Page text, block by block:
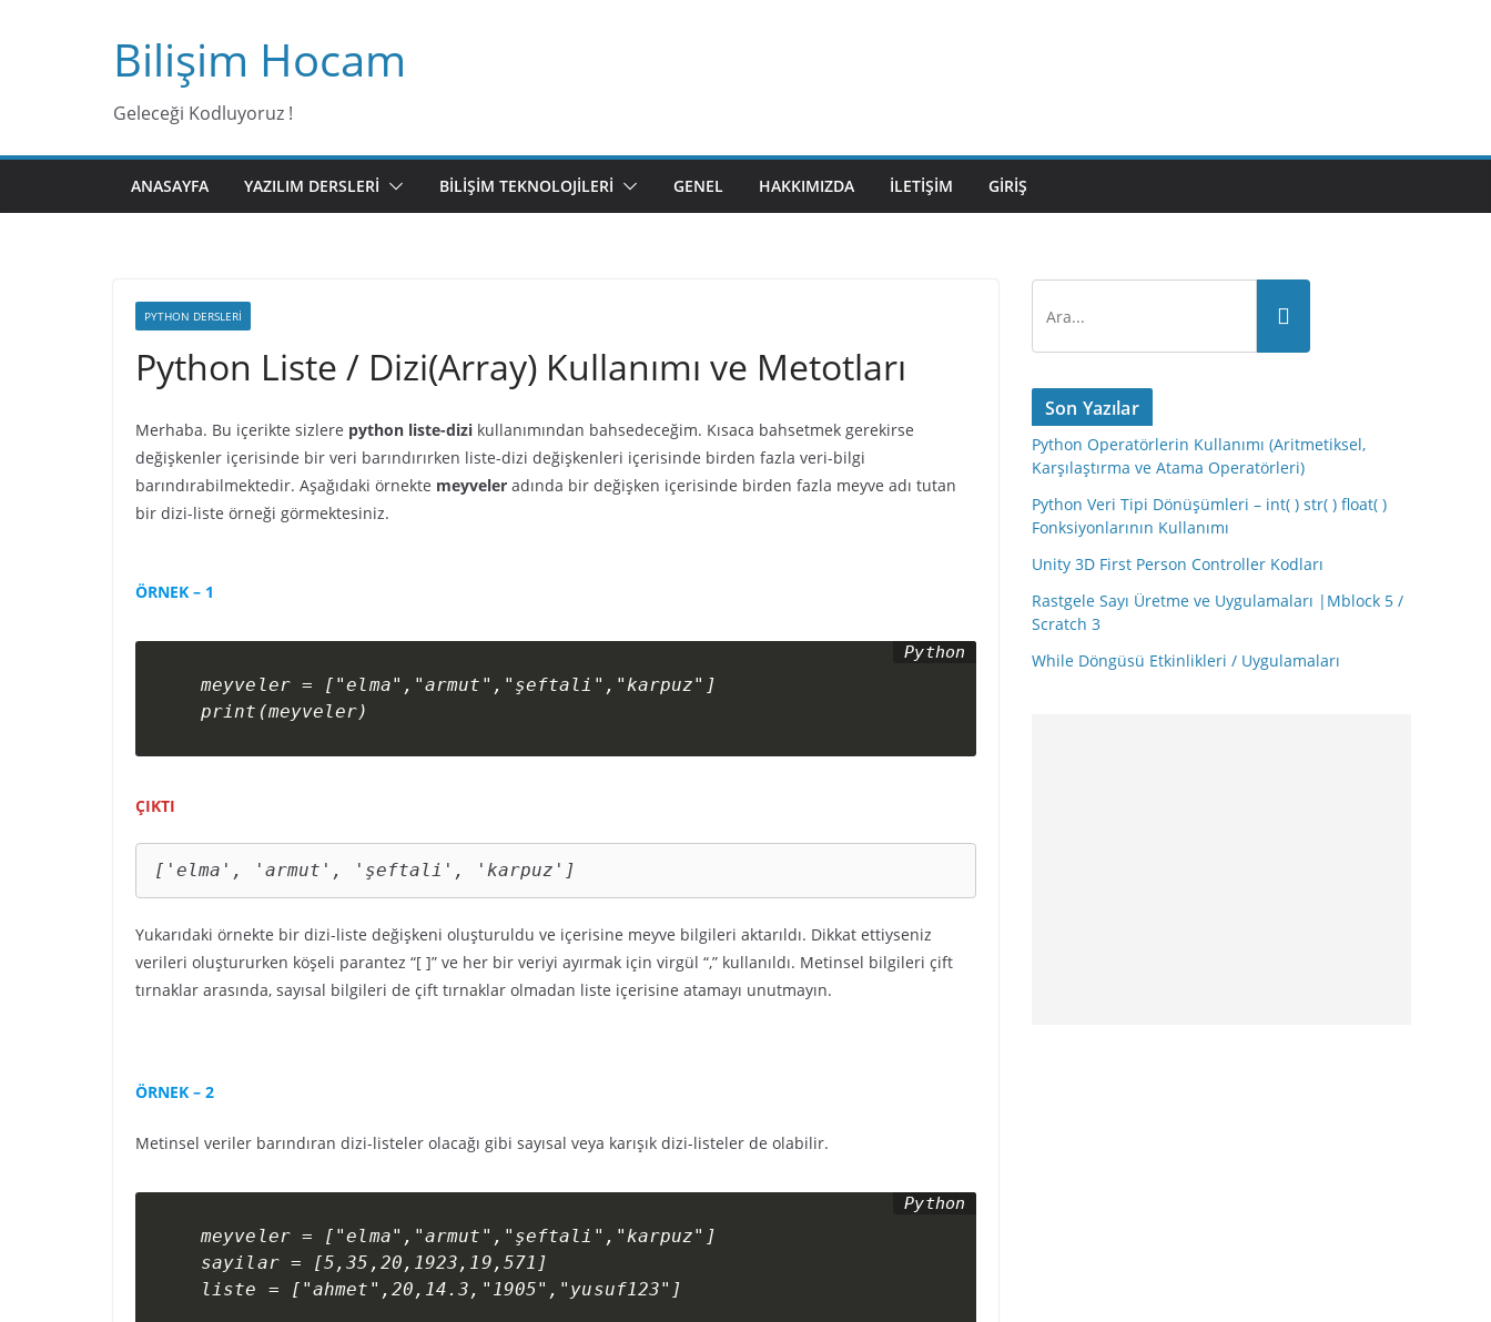
Bilişim Hocam
Geleceği Kodluyoruz !
ANASAYFA YAZILIM DERSLERI BILIŞIM TEKNOLOJILERI GENEL HAKKIMIZDA İLETIŞIM GIRIŞ
PYTHON DERSLERI
Python Liste / Dizi(Array) Kullanımı ve Metotları
Merhaba. Bu içerikte sizlere python liste-dizi kullanımından bahsedeceğim. Kısaca bahsetmek gerekirse
değişkenler içerisinde bir veri barındırırken liste-dizi değişkenleri içerisinde birden fazla veri-bilgi
barındırabilmektedir. Aşağıdaki örnekte meyveler adında bir değişken içerisinde birden fazla meyve adı tutan
bir dizi-liste örneği görmektesiniz.
ÖRNEK – 1
meyveler = ["elma","armut","şeftali","karpuz"]
ÇIKTI
['elma', 'armut', 'şeftali', 'karpuz']
Yukarıdaki örnekte bir dizi-liste değişkeni oluşturuldu ve içerisine meyve bilgileri aktarıldı. Dikkat ettiyseniz
verileri oluştururken köşeli parantez “[ ]” ve her bir veriyi ayırmak için virgül “,” kullanıldı. Metinsel bilgileri çift
tırnaklar arasında, sayısal bilgileri de çift tırnaklar olmadan liste içerisine atamayı unutmayın.
ÖRNEK – 2
Metinsel veriler barındıran dizi-listeler olacağı gibi sayısal veya karışık dizi-listeler de olabilir.
meyveler = ["elma","armut","şeftali","karpuz"]
sayilar = [5,35,20,1923,19,571]
liste = ["ahmet",20,14.3,"1905","yusuf123"]
Son Yazılar
Python Operatörlerin Kullanımı (Aritmetiksel,
Karşılaştırma ve Atama Operatörleri)
Python Veri Tipi Dönüşümleri – int( ) str( ) float( )
Fonksiyonlarının Kullanımı
Unity 3D First Person Controller Kodları
Rastgele Sayı Üretme ve Uygulamaları |Mblock 5 /
Scratch 3
While Döngüsü Etkinlikleri / Uygulamaları